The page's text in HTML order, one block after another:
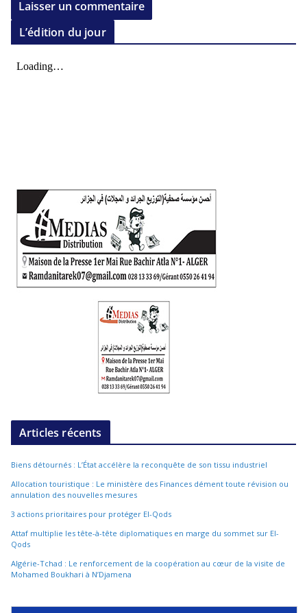
L’édition du jour
Articles récents
Biens détournés : L’État accélère la reconquête de son tissu industriel
Allocation touristique : Le ministère des Finances dément toute révision ou
annulation des nouvelles mesures
3 actions prioritaires pour protéger El-Qods
Attaf multiplie les tête-à-tête diplomatiques en marge du sommet sur El-
Qods
Algérie-Tchad : Le renforcement de la coopération au cœur de la visite de
Mohamed Boukhari à N’Djamena